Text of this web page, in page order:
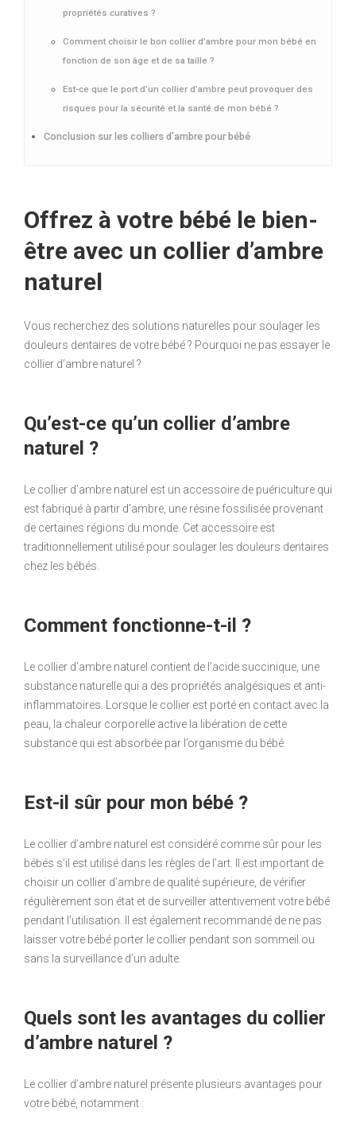
propriétés curatives ?
Comment choisir le bon collier d’ambre pour mon bébé en
fonction de son âge et de sa taille ?
Est-ce que le port d’un collier d’ambre peut provoquer des
risques pour la sécurité et la santé de mon bébé ?
Conclusion sur les colliers d’ambre pour bébé
Offrez à votre bébé le bien-
être avec un collier d’ambre
naturel
Vous recherchez des solutions naturelles pour soulager les
douleurs dentaires de votre bébé ? Pourquoi ne pas essayer le
collier d’ambre naturel ?
Qu’est-ce qu’un collier d’ambre
naturel ?
Le collier d’ambre naturel est un accessoire de puériculture qui
est fabriqué à partir d’ambre, une résine fossilisée provenant
de certaines régions du monde. Cet accessoire est
traditionnellement utilisé pour soulager les douleurs dentaires
chez les bébés.
Comment fonctionne-t-il ?
Le collier d’ambre naturel contient de l’acide succinique, une
substance naturelle qui a des propriétés analgésiques et anti-
inflammatoires. Lorsque le collier est porté en contact avec la
peau, la chaleur corporelle active la libération de cette
substance qui est absorbée par l’organisme du bébé.
Est-il sûr pour mon bébé ?
Le collier d’ambre naturel est considéré comme sûr pour les
bébés s’il est utilisé dans les règles de l’art. Il est important de
choisir un collier d’ambre de qualité supérieure, de vérifier
régulièrement son état et de surveiller attentivement votre bébé
pendant l’utilisation. Il est également recommandé de ne pas
laisser votre bébé porter le collier pendant son sommeil ou
sans la surveillance d’un adulte.
Quels sont les avantages du collier
d’ambre naturel ?
Le collier d’ambre naturel présente plusieurs avantages pour
votre bébé, notamment :